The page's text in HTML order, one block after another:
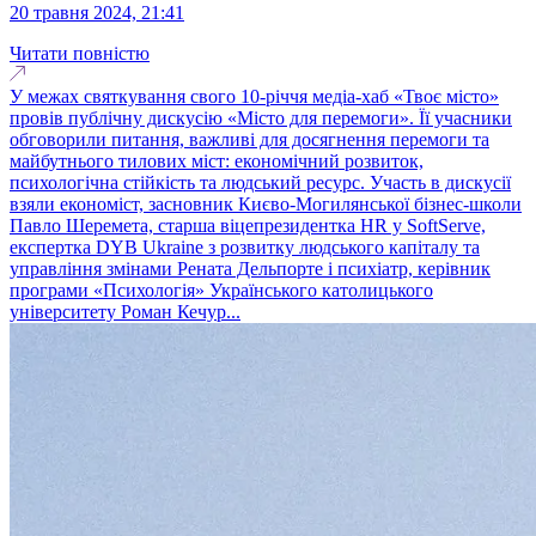
20 травня 2024, 21:41
Читати повністю
У межах святкування свого 10-річчя медіа-хаб «Твоє місто»
провів публічну дискусію «Місто для перемоги». Її учасники
обговорили питання, важливі для досягнення перемоги та
майбутнього тилових міст: економічний розвиток,
психологічна стійкість та людський ресурс. Участь в дискусії
взяли економіст, засновник Києво-Могилянської бізнес-школи
Павло Шеремета, старша віцепрезидентка HR у SoftServe,
експертка DYB Ukraine з розвитку людського капіталу та
управління змінами Рената Дельпорте і психіатр, керівник
програми «Психологія» Українського католицького
університету Роман Кечур...